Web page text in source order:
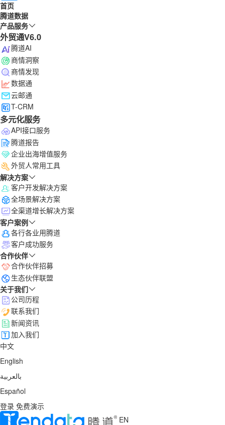
首页
腾道数据
产品服务
外贸通V6.0
腾道AI
商情洞察
商情发现
数据通
云邮通
T-CRM
多元化服务
API接口服务
腾道报告
企业出海增值服务
外贸人常用工具
解决方案
客户开发解决方案
全场景解决方案
全渠道增长解决方案
客户案例
各行各业用腾道
客户成功服务
合作伙伴
合作伙伴招募
生态伙伴联盟
关于我们
公司历程
联系我们
新闻资讯
加入我们
中文
English
بالعربية
Español
登录 免费演示
EN